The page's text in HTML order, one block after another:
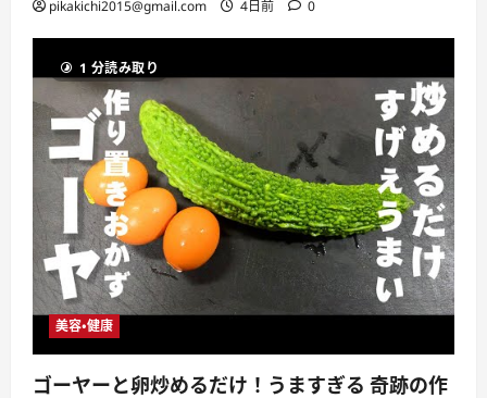
pikakichi2015@gmail.com 4日前 0
1 分読み取り
美容・健康
ゴーヤーと卵炒めるだけ！うますぎる 奇跡の作